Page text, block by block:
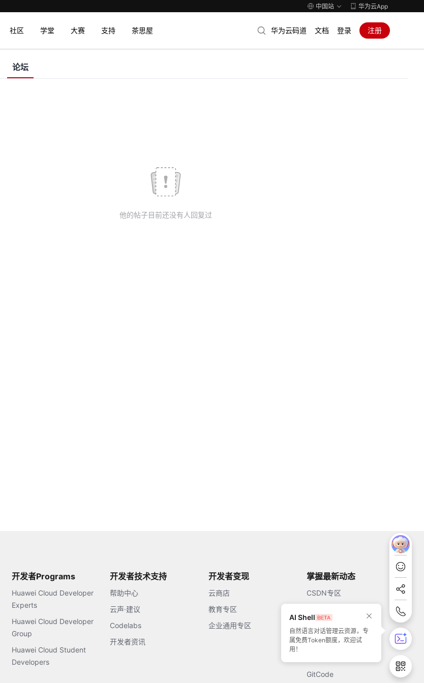
中国站 华为云App
社区 学堂 大赛 支持 茶思屋 华为云码道 文档 登录 注册
论坛
他的帖子目前还没有人回复过
AI Shell
自然语言对话管理云资源，专
属免费Token额度，欢迎试
用！
开发者Programs
Huawei Cloud Developer
Experts
Huawei Cloud Developer
Group
Huawei Cloud Student
Developers
开发者技术支持
帮助中心
云声·建议
Codelabs
开发者资讯
开发者变现
云商店
教育专区
企业通用专区
掌握最新动态
CSDN专区
51CTO
GitCode